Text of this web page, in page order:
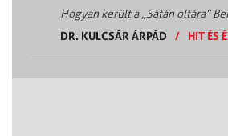
Hogyan került a „Sátán oltára”
DR. KULCSÁR ÁRPÁD
/ HIT ÉS